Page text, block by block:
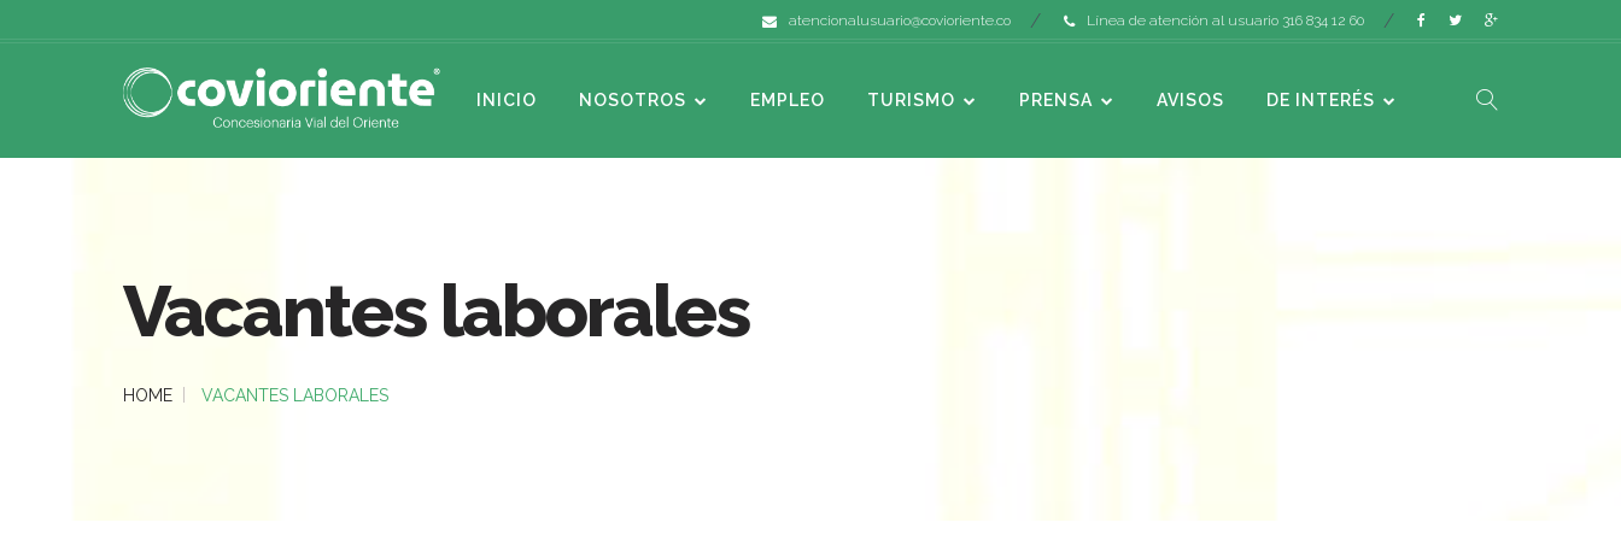
atencionalusuario@covioriente.co Línea de atención al usuario 316 834 12 60
INICIO NOSOTROS EMPLEO TURISMO PRENSA AVISOS DE INTERÉS
Vacantes laborales
HOME VACANTES LABORALES